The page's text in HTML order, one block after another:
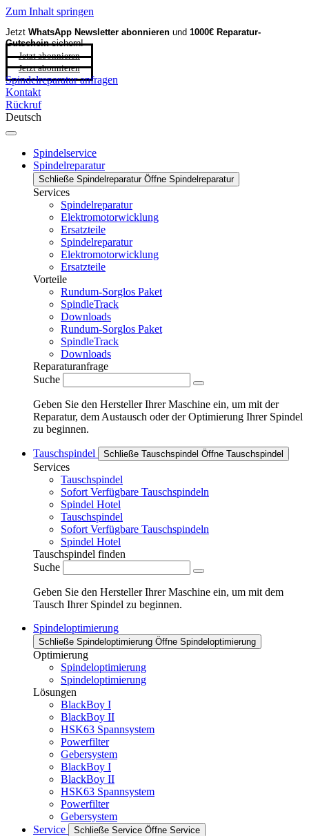
Zum Inhalt springen
Jetzt WhatsApp Newsletter abonnieren und 1000€ Reparatur-
Gutscheinsichern!
Jetzt abonnieren
Jetzt abonnieren
Spindelreparatur anfragen
Kontakt
Rückruf
Deutsch
Spindelservice
Spindelreparatur
Schließe Spindelreparatur Öffne Spindelreparatur
Services
Spindelreparatur
Elektromotorwicklung
Ersatzteile
Spindelreparatur
Elektromotorwicklung
Ersatzteile
Vorteile
Rundum-Sorglos Paket
SpindleTrack
Downloads
Rundum-Sorglos Paket
SpindleTrack
Downloads
Reparaturanfrage
Suche
Geben Sie den Hersteller Ihrer Maschine ein, um mit der
Reparatur, dem Austausch oder der Optimierung Ihrer Spindel
zu beginnen.
Tauschspindel Schließe Tauschspindel Öffne Tauschspindel
Services
Tauschspindel
Sofort Verfügbare Tauschspindeln
Spindel Hotel
Tauschspindel
Sofort Verfügbare Tauschspindeln
Spindel Hotel
Tauschspindel finden
Suche
Geben Sie den Hersteller Ihrer Maschine ein, um mit dem
Tausch Ihrer Spindel zu beginnen.
Spindeloptimierung
Schließe Spindeloptimierung Öffne Spindeloptimierung
Optimierung
Spindeloptimierung
Spindeloptimierung
Lösungen
BlackBoy I
BlackBoy II
HSK63 Spannsystem
Powerfilter
Gebersystem
BlackBoy I
BlackBoy II
HSK63 Spannsystem
Powerfilter
Gebersystem
Service
Schließe Service Öffne Service